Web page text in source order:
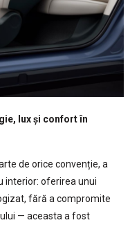
lux și confort în
de orice convenție, a
interior: oferirea unui
fără a compromite
— aceasta a fost